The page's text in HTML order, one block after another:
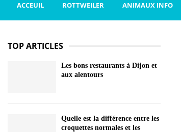
ACCEUIL ROTTWEILER ANIMAUX INFO
TOP ARTICLES
Les bons restaurants à Dijon et
aux alentours
Quelle est la différence entre les
croquettes normales et les